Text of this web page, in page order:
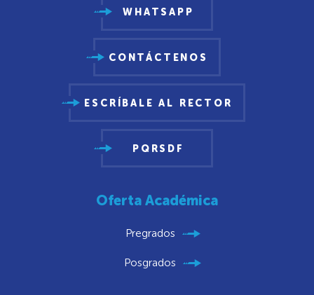
WHATSAPP
CONTÁCTENOS
ESCRÍBALE AL RECTOR
PQRSDF
Oferta Académica
Pregrados
Posgrados